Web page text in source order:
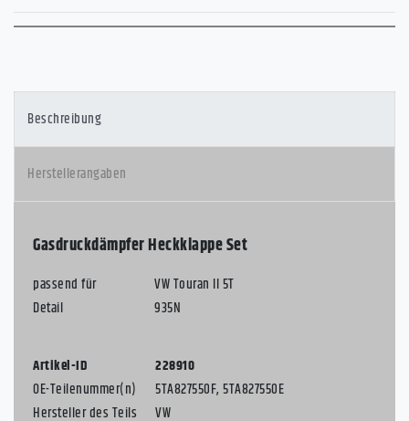
Beschreibung
Herstellerangaben
Gasdruckdämpfer Heckklappe Set
passend für
VW Touran II 5T
Detail
935N
Artikel-ID
228910
OE-Teilenummer(n)
5TA827550F, 5TA827550E
Hersteller des Teils
VW